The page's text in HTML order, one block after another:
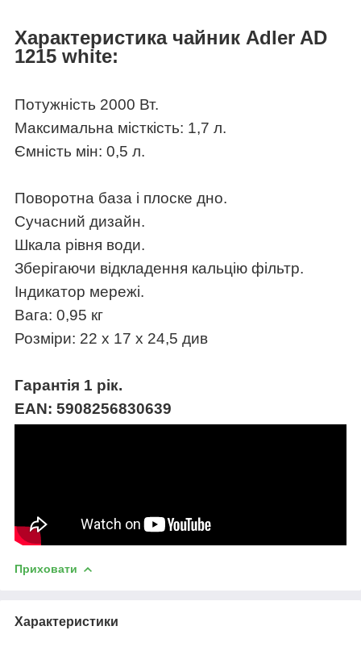
Характеристика чайник Adler AD
1215 white:
Потужність 2000 Вт.
Максимальна місткість: 1,7 л.
Ємність мін: 0,5 л.
Поворотна база і плоске дно.
Сучасний дизайн.
Шкала рівня води.
Зберігаючи відкладення кальцію фільтр.
Індикатор мережі.
Вага: 0,95 кг
Розміри: 22 х 17 х 24,5 див
Гарантія 1 рік.
EAN: 5908256830639
Приховати
Характеристики